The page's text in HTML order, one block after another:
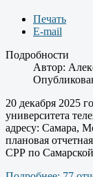
Печать
E-mail
Подробности
Автор:
20 декабря 2025
университета
адресу: Самара,
плановая
СРР по